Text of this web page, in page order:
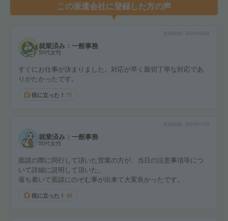
この派遣会社に登録した方の声
2024年08月
就業済み：一般事務
50代女性
すぐにお仕事が決まりました。対応が早く親切丁寧な対応であ
りがたかったです。
役に立った！ 71
2024年10月
就業済み：一般事務
50代女性
面談の際に同行して頂いた営業の方が、当日の注意事項等につ
いて詳細に説明して頂いた。
落ち着いて面談にのぞむ事が出来て大変良かったです。
役に立った！ 46